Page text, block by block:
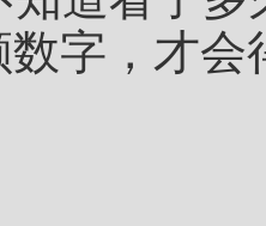
数字，才会